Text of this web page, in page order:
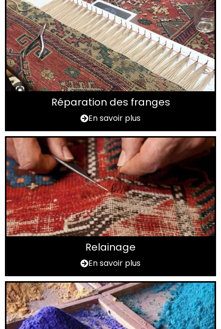
Réparation des franges
En savoir plus
Relainage
En savoir plus